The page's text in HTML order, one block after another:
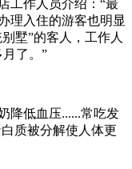
工作人员介绍：“最
理入住的游客也明显
墅”的客人，工作人
了。”
低血压......常吃发
质被分解使人体更